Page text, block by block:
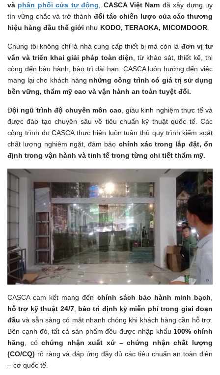
và phân phối cửa tự động CASCA Việt Nam đã xây dựng uy
tín vững chắc và trở thành đối tác chiến lược của các thương
hiệu hàng đầu thế giới như KODO, TERAOKA, MICOMDOOR
Chúng tôi không chỉ là nhà cung cấp thiết bị mà còn là đơn vị tư
vấn và triển khai giải pháp toàn diện , từ khảo sát, thiết kế, thi
công đến bảo hành, bảo trì dài hạn. CASCA luôn hướng đến việc
mang lại cho khách hàng những công trình có giá trị sử dụng
bền vững, thẩm mỹ cao và vận hành an toàn tuyệt đối.
Đội ngũ trình độ chuyên môn cao , giàu kinh nghiệm thực tế và
được đào tạo chuyên sâu về tiêu chuẩn kỹ thuật quốc tế. Các
công trình do CASCA thực hiện luôn tuân thủ quy trình kiểm soát
chất lượng nghiêm ngặt, đảm bảo chính xác trong lắp đặt, ổn
định trong vận hành và tinh tế trong từng chi tiết thẩm mỹ.
CASCA cam kết mang đến chính sách bảo hành minh bạch,
hỗ trợ kỹ thuật 24/7, bảo trì định kỳ miễn phí trong giai đoạn
đầu và sẵn sàng có mặt nhanh chóng khi khách hàng cần hỗ trợ.
Bên cạnh đó, tất cả sản phẩm đều được nhập khẩu100% chính
hãng, cóchứng nhận xuất xứ – chứng nhận chất lượng
(CO/CQ) rõ ràng và đáp ứng đầy đủ các tiêu chuẩn an toàn điện
– cơ quốc tế.